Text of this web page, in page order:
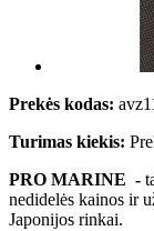
Prekės kodas:
Turimas kiekis:
PRO MARINE -
nedidelės kainos ir
Japonijos rinkai.